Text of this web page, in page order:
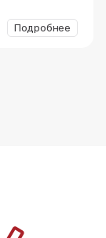
Подробнее